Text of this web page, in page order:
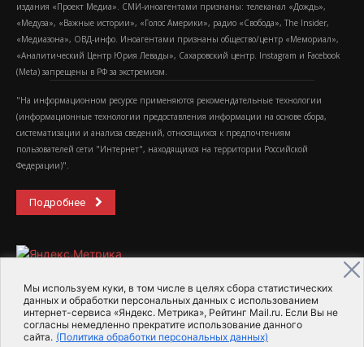
Мы используем куки, в том числе в целях сбора статистических
данных и обработки персональных данных с использованием
интернет-сервиса «Яндекс. Метрика», Рейтинг Mail.ru. Если Вы не
согласны немедленно прекратите использование данного
сайта. (Политика обработки персональных данных)
издания «Проект Медиа». СМИ-иноагентами признаны: телеканал «Дождь»,
«Медуза», «Важные истории», «Голос Америки», радио «Свобода», The Insider,
«Медиазона», ОВД-инфо. Иноагентами признаны общество/центр «Мемориал»,
«Аналитический Центр Юрия Левады», Сахаровский центр. Instagram и Facebook
(Metа) запрещены в РФ за экстремизм.
"На информационном ресурсе применяются рекомендательные технологии
(информационные технологии предоставления информации на основе сбора,
систематизации и анализа сведений, относящихся к предпочтениям
пользователей сети "Интернет", находящихся на территории Российской
Федерации)".
Подробнее
2015-2026- Информационное агентство МедиаПоток